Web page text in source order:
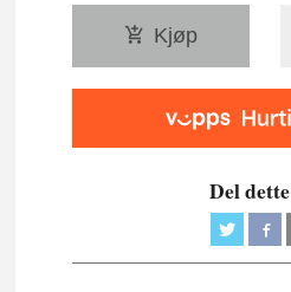
Kjøp
Del dette